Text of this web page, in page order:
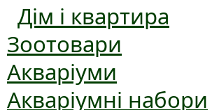
Дім і квартира
Зоотовари
Акваріуми
Акваріумні набори